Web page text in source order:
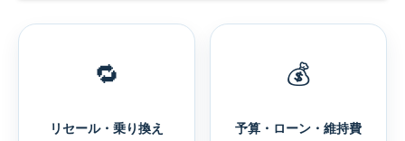
🔁
リセール・乗り換え
💰
予算・ローン・維持費